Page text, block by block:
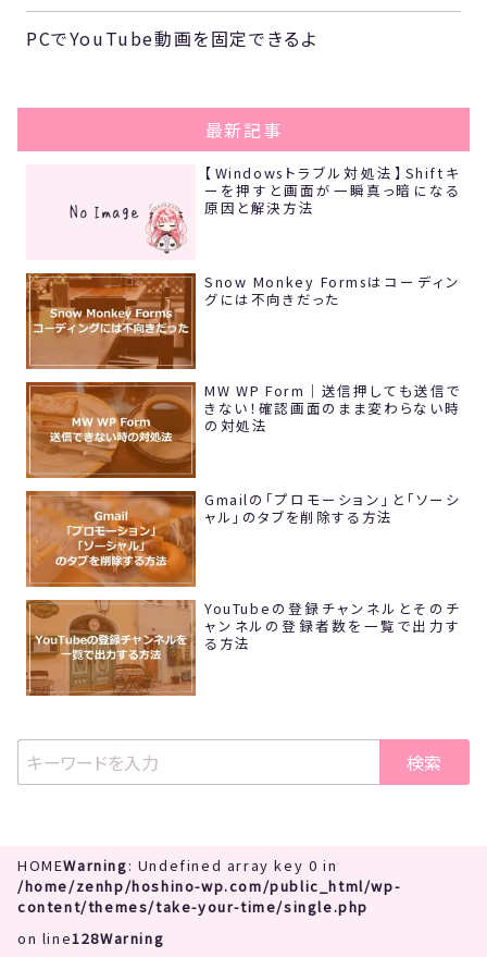
PCでYouTube動画を固定できるよ
最新記事
【Windowsトラブル対処法】Shiftキ
ーを押すと画面が一瞬真っ暗になる
原因と解決方法
Snow Monkey Formsはコーディン
グには不向きだった
MW WP Form｜送信押しても送信で
きない！確認画面のまま変わらない時
の対処法
Gmailの「プロモーション」と「ソーシ
ャル」のタブを削除する方法
YouTubeの登録チャンネルとそのチ
ャンネルの登録者数を一覧で出力す
る方法
検索
HOMEWarning: Undefined array key 0 in
/home/zenhp/hoshino-wp.com/public_html/wp-
content/themes/take-your-time/single.php
on line128Warning